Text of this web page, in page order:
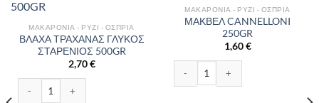
ΜΑΚΑΡΌΝΙΑ - ΡΎΖΙ - ΌΣΠΡΙΑ
ΒΛΑΧΑ ΤΡΑΧΑΝΑΣ ΓΛΥΚΟΣ
ΣΤΑΡΕΝΙΟΣ 500GR
2,70€
ΒΛΑΧΑ ΤΡΑΧΑΝΑΣ ΓΛΥΚΟΣ ΣΤΑΡΕΝΙΟΣ 500GR ποσότητα
ΜΑΚΑΡΌΝΙΑ - ΡΎΖΙ - ΌΣΠΡΙΑ
ΜΑΚΒΕΛ CANNELLONI
250GR
1,60€